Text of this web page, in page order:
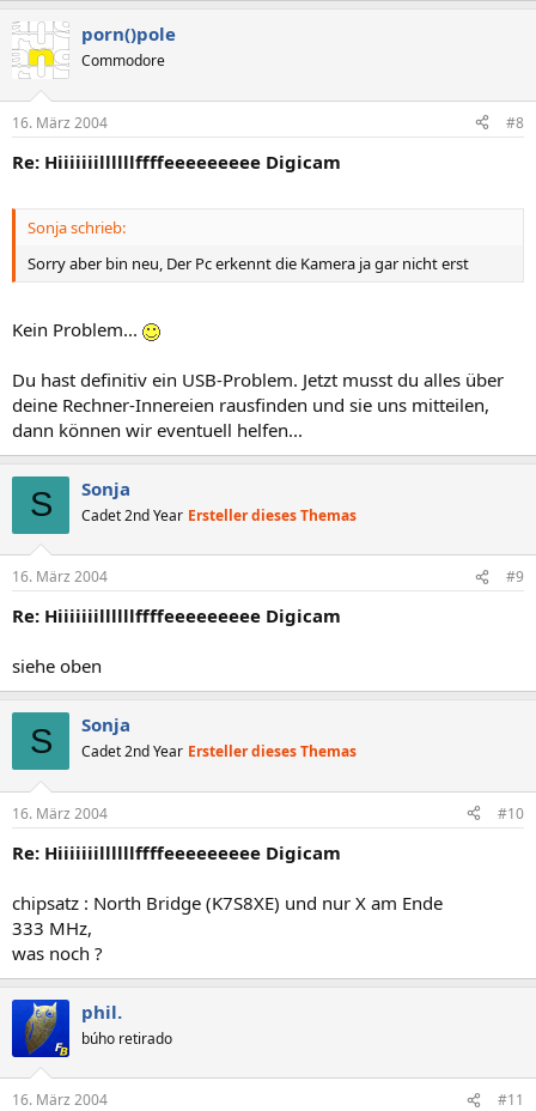
porn()pole
Commodore
16. März 2004 #8
Re: Hiiiiiiillllllffffeeeeeeeee Digicam
Sonja schrieb:
Sorry aber bin neu, Der Pc erkennt die Kamera ja gar nicht erst
Kein Problem...
Du hast definitiv ein USB-Problem. Jetzt musst du alles über
deine Rechner-Innereien rausfinden und sie uns mitteilen,
dann können wir eventuell helfen...
S Sonja
Cadet 2nd Year Ersteller dieses Themas
16. März 2004 #9
Re: Hiiiiiiillllllffffeeeeeeeee Digicam
siehe oben
S Sonja
Cadet 2nd Year Ersteller dieses Themas
16. März 2004 #10
Re: Hiiiiiiillllllffffeeeeeeeee Digicam
chipsatz : North Bridge (K7S8XE) und nur X am Ende
333 MHz,
was noch ?
phil.
búho retirado
16. März 2004 #11